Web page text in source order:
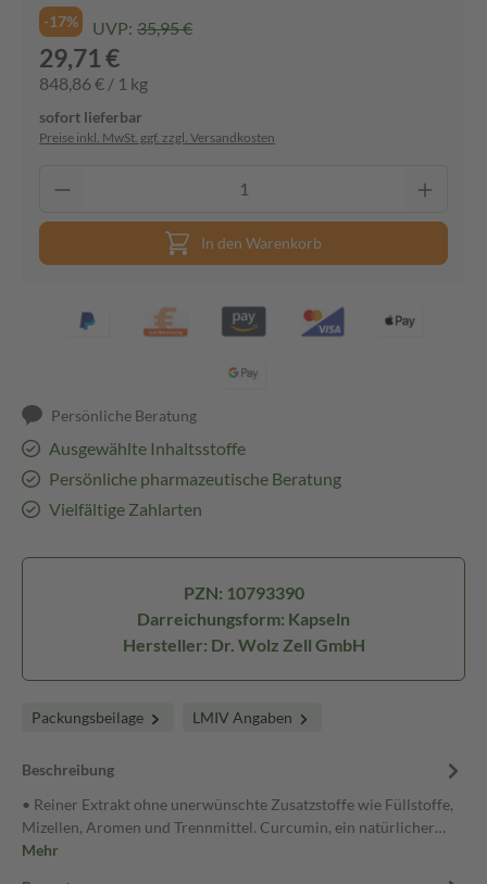
-17% UVP: 35,95 €
29,71 €
848,86 € / 1 kg
sofort lieferbar
Preise inkl. MwSt. ggf. zzgl. Versandkosten
In den Warenkorb
Persönliche Beratung
Ausgewählte Inhaltsstoffe
Persönliche pharmazeutische Beratung
Vielfältige Zahlarten
PZN: 10793390
Darreichungsform: Kapseln
Hersteller: Dr. Wolz Zell GmbH
Packungsbeilage LMIV Angaben
Beschreibung
• Reiner Extrakt ohne unerwünschte Zusatzstoffe wie Füllstoffe,
Mizellen, Aromen und Trennmittel. Curcumin, ein natürlicher…
Mehr